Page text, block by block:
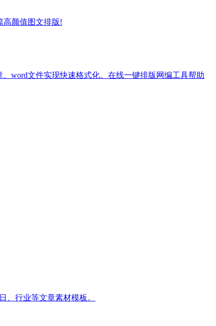
高颜值图文排版!
word文件实现快速格式化。在线一键排版网编工具帮助
、行业等文章素材模板。